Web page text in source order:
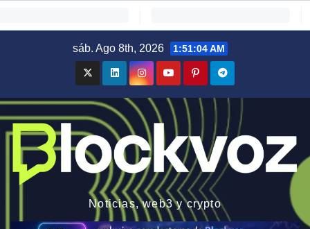
sáb. Ago 8th, 2026 1:51:05 AM
Noticias, web3 y crypto